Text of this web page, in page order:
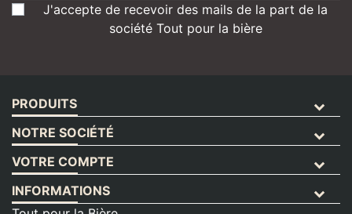
J'accepte de recevoir des mails de la part de la
société Tout pour la bière
PRODUITS
NOTRE SOCIÉTÉ
VOTRE COMPTE
INFORMATIONS